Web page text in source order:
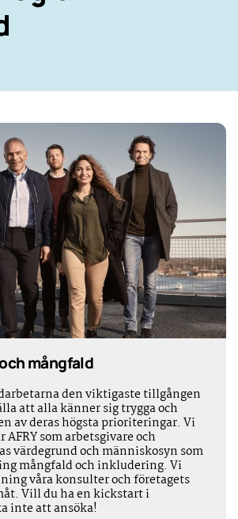
mångfald
den viktigaste tillgången
att alla känner sig trygga och
av deras högsta prioriteringar. Vi
som arbetsgivare och
värdegrund och människosyn som
mångfald och inkludering. Vi
våra konsulter och företagets
Vill du ha en kickstart i
inte att ansöka!